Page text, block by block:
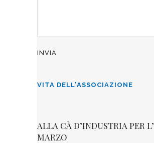
VITA DELL'ASSOCIAZIONE
ALLA CÀ D’INDUSTRIA PER
MARZO